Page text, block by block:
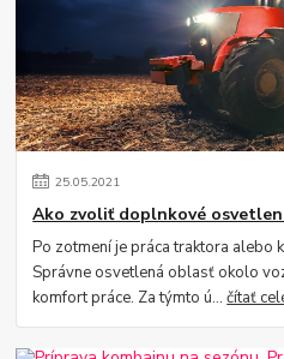
25.05.2021
Ako zvoliť doplnkové
Po zotmení je práca traktora alebo
Správne osvetlená oblasť okolo
komfort práce. Za týmto ú...čítať